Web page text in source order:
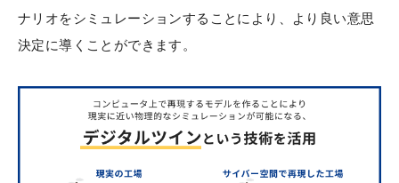
ナリオをシミュレーションすることにより、より良い意思
決定に導くことができます。